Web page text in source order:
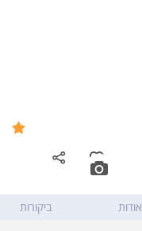
אודות ביקורות